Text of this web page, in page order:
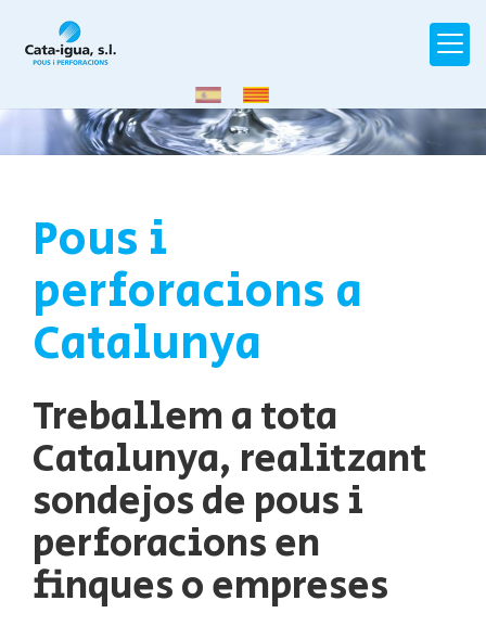
Pous i
perforacions a
Catalunya
Treballem a tota
Catalunya, realitzant
sondejos de pous i
perforacions en
finques o empreses